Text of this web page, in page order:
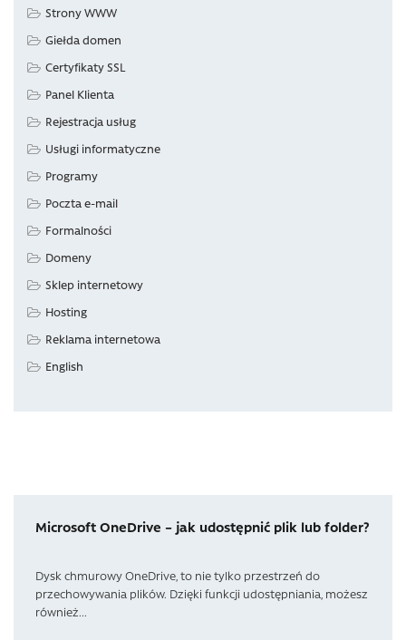
Strony WWW
Giełda domen
Certyfikaty SSL
Panel Klienta
Rejestracja usług
Usługi informatyczne
Programy
Poczta e-mail
Formalności
Domeny
Sklep internetowy
Hosting
Reklama internetowa
English
Microsoft OneDrive – jak udostępnić plik lub folder?
Dysk chmurowy OneDrive, to nie tylko przestrzeń do
przechowywania plików. Dzięki funkcji udostępniania, możesz
również...